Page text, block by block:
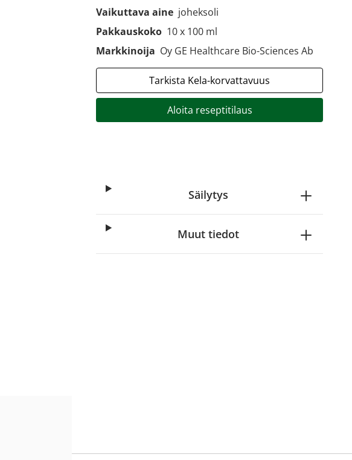
Vaikuttava aine joheksoli
Pakkauskoko 10 x 100 ml
Markkinoija Oy GE Healthcare Bio-Sciences Ab
Tarkista Kela-korvattavuus
Aloita reseptitilaus
Säilytys
Muut tiedot